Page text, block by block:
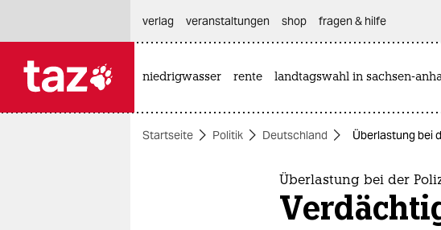
themen
verlag
veranstaltungen shop fragen & hilfe
niedrigwasser rente landtagswahl in sachsen-
Startseite Politik Deutschland Überlastung bei
Überlastung bei der